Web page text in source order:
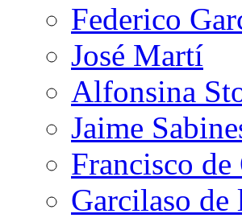
Federico
José Martí
Alfonsina
Jaime
Francisco de
Garcilaso de